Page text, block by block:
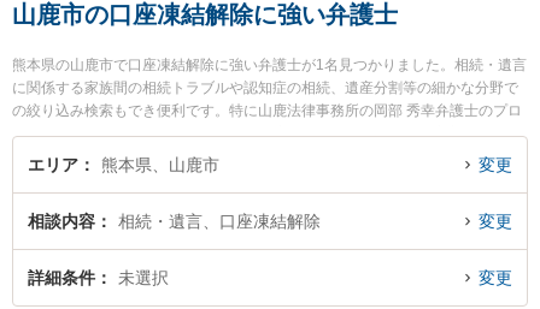
山鹿市の口座凍結解除に強い弁護士
熊本県の山鹿市で口座凍結解除に強い弁護士が1名見つかりました。相続・遺言
に関係する家族間の相続トラブルや認知症の相続、遺産分割等の細かな分野で
の絞り込み検索もでき便利です。特に山鹿法律事務所の岡部 秀幸弁護士のプロ
フィール情報や弁護士費用、強みなどが注目されています。『山鹿市で土日や
夜間に発生した口座凍結解除のトラブルを今すぐに弁護士に相談したい』『口
などでお困りの相談者さんにおすすめです。
エリア 熊本県、山鹿市 変更
相談内容 相続・遺言、口座凍結解除 変更
詳細条件 未選択 変更